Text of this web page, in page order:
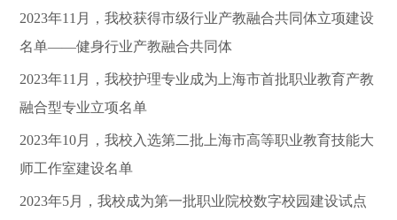
2023年11月，我校获得市级行业产教融合共同体立项建设
名单——健身行业产教融合共同体
2023年11月，我校护理专业成为上海市首批职业教育产教
融合型专业立项名单
2023年10月，我校入选第二批上海市高等职业教育技能大
师工作室建设名单
2023年5月，我校成为第一批职业院校数字校园建设试点